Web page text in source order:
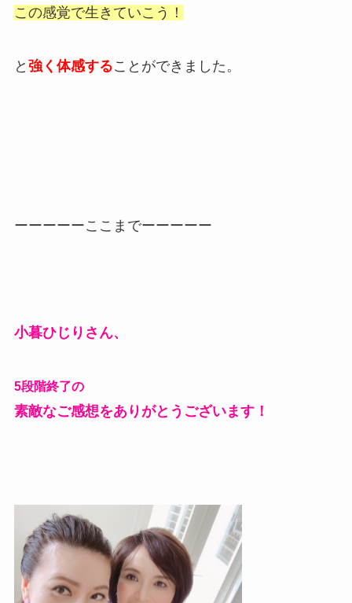
この感覚で生きていこう！
と 強く体感することができました。
ーーーーーここまでーーーーー
小暮ひじり さん、
5段階終了の
素敵なご感想をありがとうございます！